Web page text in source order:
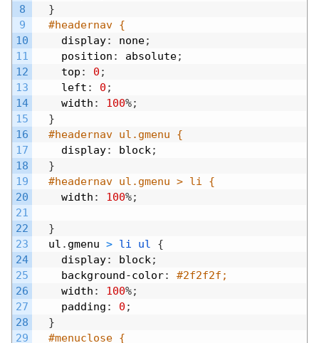
8
9
10
11
12
13
14
15
16
17
18
19
20
21
22
23
24
25
26
27
28
29
}
#headernav {
display: none;
position : absolute;
top : 0 ;
left : 0 ;
width : 100%;
}
#headernav ul.gmenu {
display: block ;
}
#headernav ul.gmenu > li {
width : 100%;
}
ul . gmenu > li ul
{
display: block ;
background-color:
#2f2f2f;
width : 100%;
padding : 0 ;
}
#menuclose {